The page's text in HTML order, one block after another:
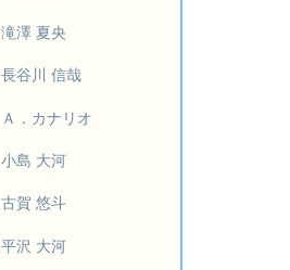
滝澤 夏央
長谷川 信哉
Ａ．カナリオ
小島 大河
古賀 悠斗
平沢 大河